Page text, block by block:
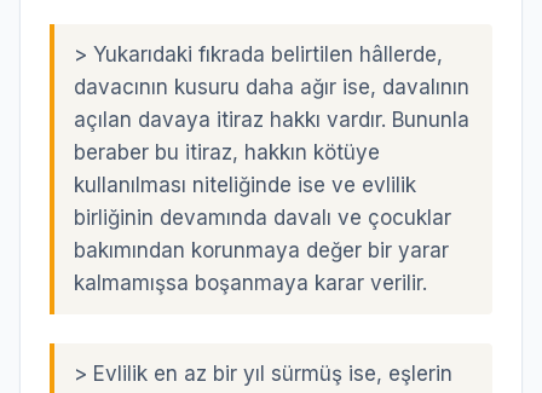
> Yukarıdaki fıkrada belirtilen hâllerde,
davacının kusuru daha ağır ise, davalının
açılan davaya itiraz hakkı vardır. Bununla
beraber bu itiraz, hakkın kötüye
kullanılması niteliğinde ise ve evlilik
birliğinin devamında davalı ve çocuklar
bakımından korunmaya değer bir yarar
kalmamışsa boşanmaya karar verilir.
> Evlilik en az bir yıl sürmüş ise, eşlerin